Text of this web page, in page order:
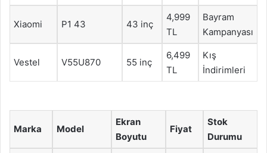
Xiaomi P1 43 43 inç
4,999
TL
Bayram
Kampanyası
Vestel V55U870 55 inç
6,499
TL
Kış
İndirimleri
Marka Model
Ekran
Boyutu
Fiyat
Stok
Durumu